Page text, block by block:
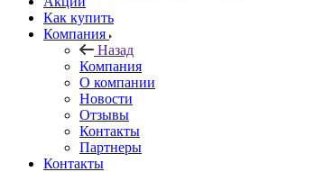
Как купить
Компания
Назад
Компания
О компании
Новости
Отзывы
Контакты
Партнеры
Контакты